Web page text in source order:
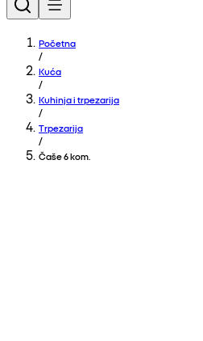
Početna
/
Kuća
/
Kuhinja i trpezarija
/
Trpezarija
/
Čaše 6 kom.